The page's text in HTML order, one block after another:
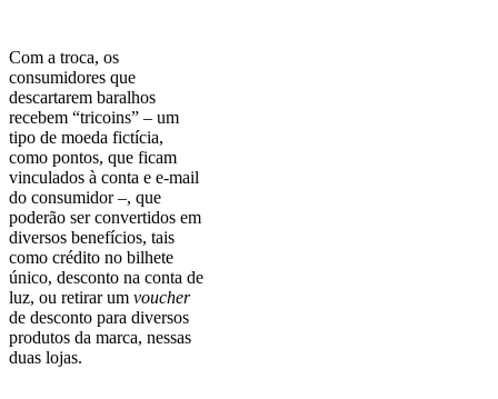
Com a troca, os
consumidores que
descartarem baralhos
recebem “tricoins” – um
tipo de moeda fictícia,
como pontos, que ficam
vinculados à conta e e-mail
do consumidor –, que
poderão ser convertidos em
diversos benefícios, tais
como crédito no bilhete
único, desconto na conta de
luz, ou retirar um voucher
de desconto para diversos
produtos da marca, nessas
duas lojas.